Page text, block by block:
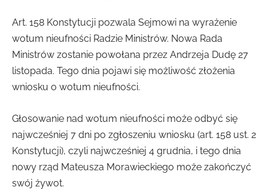
Art. 158 Konstytucji pozwala Sejmowi na wyrażenie
wotum nieufności Radzie Ministrów. Nowa Rada
Ministrów zostanie powołana przez Andrzeja Dudę 27
listopada. Tego dnia pojawi się możliwość złożenia
wniosku o wotum nieufności.
Głosowanie nad wotum nieufności może odbyć się
najwcześniej 7 dni po zgłoszeniu wniosku (art. 158 ust. 2
Konstytucji), czyli najwcześniej 4 grudnia, i tego dnia
nowy rząd Mateusza Morawieckiego może zakończyć
swój żywot.